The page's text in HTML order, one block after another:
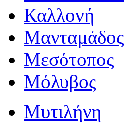
Καλλονή
Μανταμάδος
Μεσότοπος
Μόλυβος
Μυτιλήνη